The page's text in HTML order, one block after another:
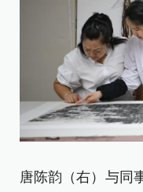
唐陈韵（右）与同